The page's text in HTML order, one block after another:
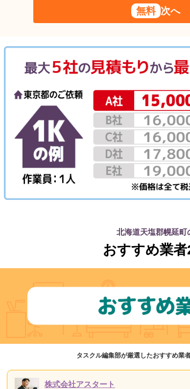
無料 次へ
北海道天塩郡幌延町
おすすめ業
タスクル編集部が厳選したおすすめ業
株式会社アスタート